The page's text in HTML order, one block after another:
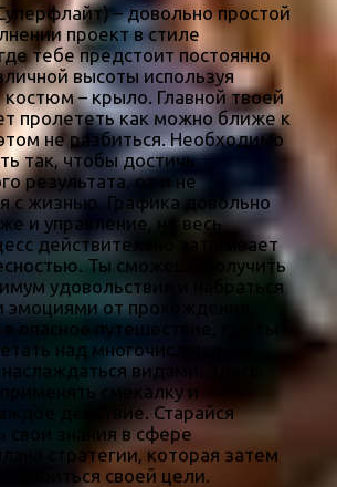
– довольно простой
проект в стиле
тебе предстоит постоянно
высоты используя
– крыло. Главной твоей
пролететь как можно ближе к
не разбиться. Необходимо
так, чтобы достичь
результата, от и не
с жизнью. Графика довольно
и управление, но весь
действительно затягивает
Ты сможешь получить
удовольствия и набраться
эмоциями от прохождения.
опасное путешествие, где ты
над многочисленными
видами. Здесь
смекалку и
действие. Старайся
свои знания в сфере
стратегии, которая затем
добиться своей цели.